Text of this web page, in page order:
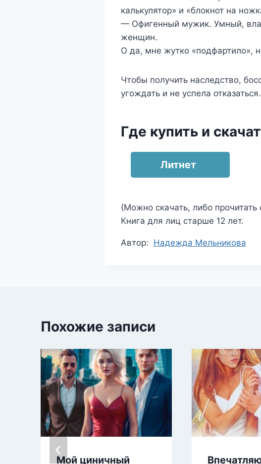
калькулятор» и «блокнот на
— Офигенный мужик. Умный,
женщин.
О да, мне жутко «подфартило»,
Чтобы получить наследство,
угождать и не успела
Где купить и
Литнет
(Можно скачать, либо прочитать
Книга для лиц старше 12 лет.
Метки
Автор: Надежда Мельникова
Похожие записи
Мой циничный